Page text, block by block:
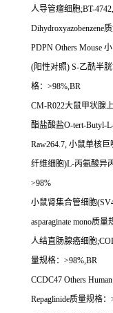
人导管瘤细胞;BT-
Dihydroxyazobenzene质
PDPN Others Mouse
(阳性对照) S-乙酰半
格： >98%,BR
CM-R022大鼠甲状腺
酯盐酸盐O-tert-Butyl-
Raw264.7, 小鼠单核巨
纤维细胞)L-丙氨酸异
>98%
小鼠肾集合管细胞
asparaginate mono质量
人结直肠腺癌细胞
量规格： >98%,BR
CCDC47 Others Human
Repaglinide质量规格：